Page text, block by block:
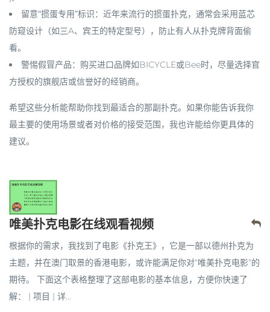
留意“掼蛋专用”标识：近年来流行的掼蛋扑克，通常会采用蓝芯
防窥设计（如三A、宾王的特定型号），防止有人从扑克牌背面偷
看。
警惕假冒产品：购买进口品牌如BICYCLE或Bee时，尽量选择官
方授权的旗舰店或信誉好的经销商。
希望这些分析能帮助你找到最适合的那副扑克。如果你能告诉我你
最主要的使用场景或者对价格的接受范围，我也许能给你更具体的
建议。
唯美扑克电影在线观看视频
根据你的需求，我找到了电影《扑克王》，它是一部以德州扑克为
主题，并在澳门取景的香港电影，或许能满足你对“唯美扑克电影”的
期待。 下面这个表格整理了这部电影的基本信息，方便你快速了
解： | 项目 | 详...